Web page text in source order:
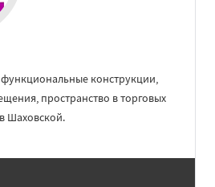
по
×
конструкции,
пространство в торговых
Шаховской.